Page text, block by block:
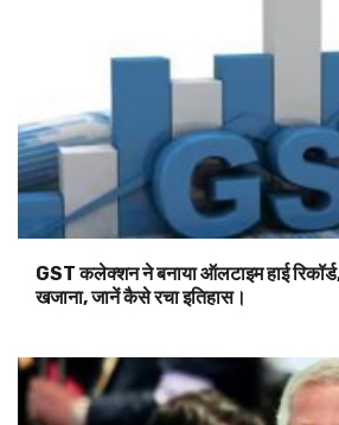
GST कलेक्शन ने बनाया ऑलटाइम हाई
खजाना, जानें कैसे रचा इतिहास।